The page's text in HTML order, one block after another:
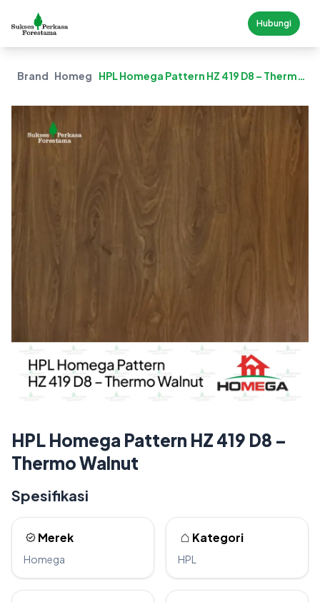
Hubungi
Brand Homega HPL Homega Pattern HZ 419 D8 – Thermo
HPL Homega Pattern HZ 419 D8 –
Thermo Walnut
Spesifikasi
Merek
Homega
Kategori
HPL